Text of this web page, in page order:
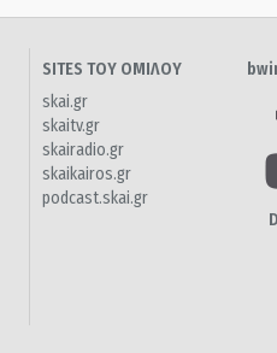
SITES ΤΟΥ ΟΜΙΛΟΥ
skai.gr
skaitv.gr
skairadio.gr
skaikairos.gr
podcast.skai.gr